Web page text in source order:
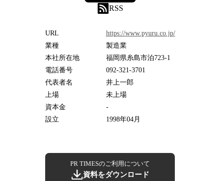
RSS
URL
https://www.pyuru.co.jp/
業種
製造業
本社所在地
福岡県糸島市泊723-1
電話番号
092-321-3701
代表者名
井上一郎
上場
未上場
資本金
-
設立
1998年04月
PR TIMESのご利用について
資料をダウンロード